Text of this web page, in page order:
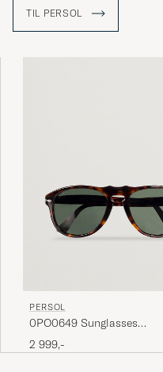
solbriller.
TIL PERSOL
PERSOL
0PO0649 Sunglasses
Havana/Crystal Green
2 999,-